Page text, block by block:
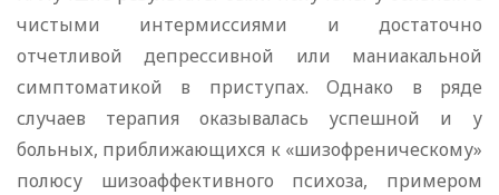
чистыми интермиссиями и достаточно
отчетливой депрессивной или маниакальной
симптоматикой в приступах. Однако в ряде
случаев терапия оказывалась успешной и у
больных, приближающихся к «шизофреническому»
полюсу шизоаффективного психоза, примером